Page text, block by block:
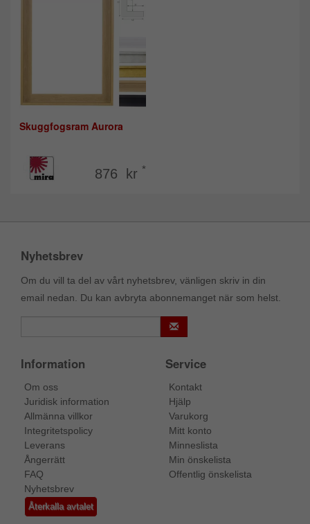
Skuggfogsram Aurora
876 kr *
Nyhetsbrev
Om du vill ta del av vårt nyhetsbrev, vänligen skriv in din
email nedan. Du kan avbryta abonnemanget när som helst.
Information
Om oss
Juridisk information
Allmänna villkor
Integritetspolicy
Leverans
Ångerrätt
FAQ
Nyhetsbrev
Återkalla avtalet
Service
Kontakt
Hjälp
Varukorg
Mitt konto
Minneslista
Min önskelista
Offentlig önskelista